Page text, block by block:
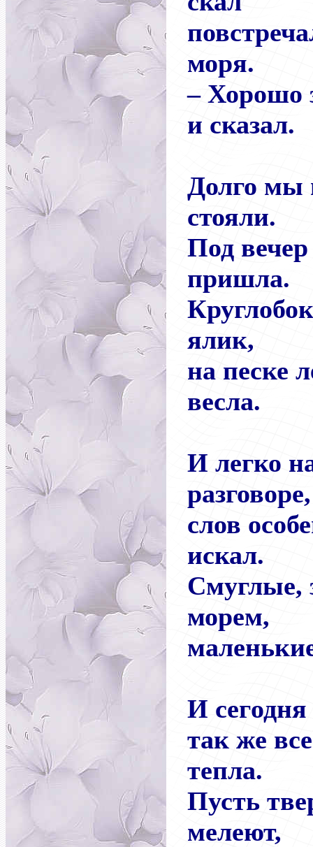
моря.
– Хорошо
и сказал.
Долго мы
стояли.
Под
пришла.
ялик,
на песке
весла.
И легко
разговоре,
слов
искал.
Смуглые,
морем,
И сегодня
так же
тепла.
Пусть
мелеют,